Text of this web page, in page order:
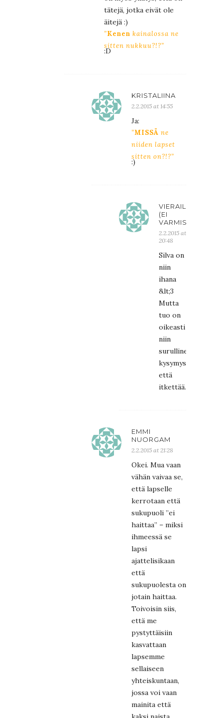
tätejä, jotka eivät ole
äitejä :)
”Kenen kainalossa ne
sitten nukkuu?!?”
:D
KRISTALIINA
2.2.2015 at 14:55
Ja:
”MISSÄ ne
niiden lapset
sitten on?!?”
:)
VIERAILIJA
(EI
VARMISTETTU)
2.2.2015 at
20:48
Silva on
niin
ihana
&lt;3
Mutta
tuo on
oikeasti
niin
surullinen
kysymys,
että
itkettää.
EMMI
NUORGAM
2.2.2015 at 21:28
Okei. Mua vaan
vähän vaivaa se,
että lapselle
kerrotaan että
sukupuoli ”ei
haittaa” – miksi
ihmeessä se
lapsi
ajattelisikaan
että
sukupuolesta on
jotain haittaa.
Toivoisin siis,
että me
pystyttäisiin
kasvattaan
lapsemme
sellaiseen
yhteiskuntaan,
jossa voi vaan
mainita että